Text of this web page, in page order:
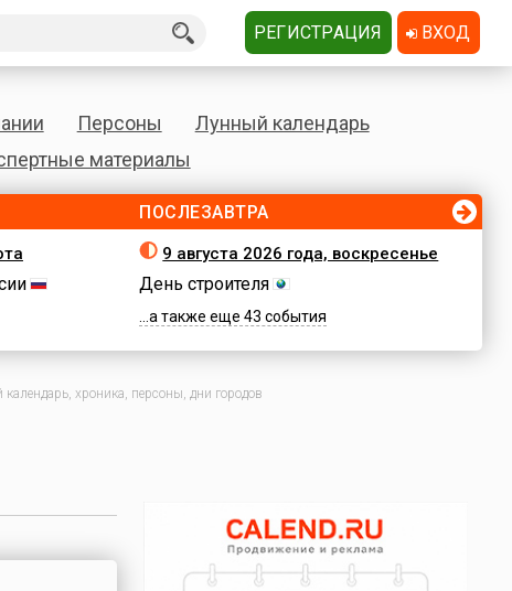
Персоны
Лунный календарь
материалы
ПОСЛЕЗАВТРА
9 августа 2026 года, воскресенье
День строителя
...а также еще 43 события
хроника, персоны, дни городов
РЕГИСТРАЦИЯ ВХОД